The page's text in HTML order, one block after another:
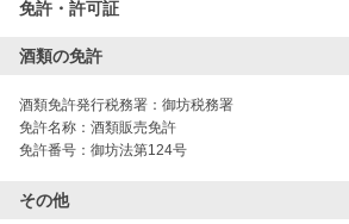
免許・許可証
酒類の免許
酒類免許発行税務署： 御坊税務署
免許名称： 酒類販売免許
免許番号： 御坊法第124号
その他